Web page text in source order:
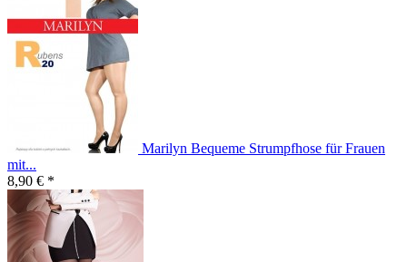
Marilyn Bequeme Strumpfhose für Frauen
mit...
8,90 € *